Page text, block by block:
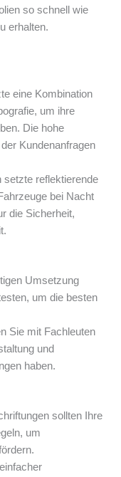
so schnell wie
erhalten.
eine Kombination
um ihre
Die hohe
Kundenanfragen
setzte reflektierende
bei Nacht
die Sicherheit,
Umsetzung
um die besten
Sie mit Fachleuten
und
haben.
sollten Ihre
um